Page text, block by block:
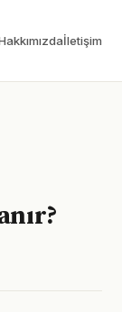
İletişim